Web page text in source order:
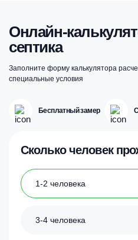
Онлайн-
септика
Заполните форму калькулятора
специальные условия
Бесплатный замер
Сколько человек
1-2 человека
3-4 человека